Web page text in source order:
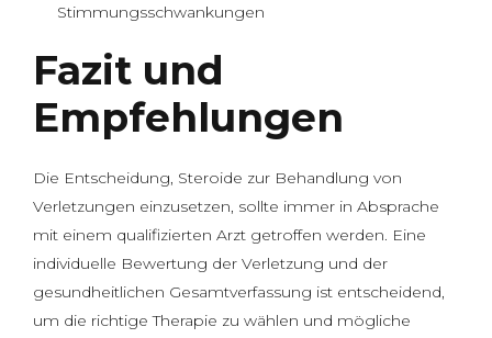
Stimmungsschwankungen
Fazit und
Empfehlungen
Die Entscheidung, Steroide zur Behandlung von
Verletzungen einzusetzen, sollte immer in Absprache
mit einem qualifizierten Arzt getroffen werden. Eine
individuelle Bewertung der Verletzung und der
gesundheitlichen Gesamtverfassung ist entscheidend,
um die richtige Therapie zu wählen und mögliche